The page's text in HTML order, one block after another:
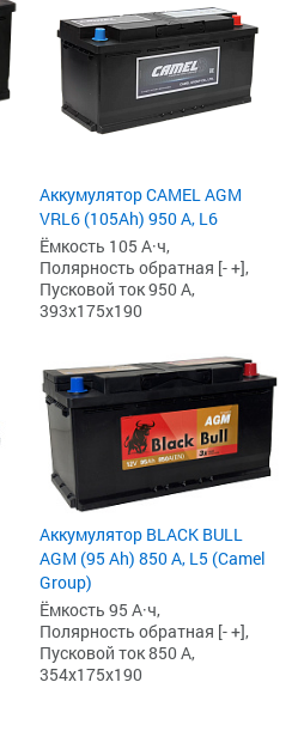
Аккумулятор CAMEL AGM
VRL6 (105Ah) 950 А, L6
Ёмкость 105 А·ч,
Полярность обратная [- +],
Пусковой ток 950 А,
393x175x190
Аккумулятор BLACK BULL
AGM (95 Ah) 850 А, L5 (Camel
Group)
Ёмкость 95 А·ч,
Полярность обратная [- +],
Пусковой ток 850 А,
354x175x190